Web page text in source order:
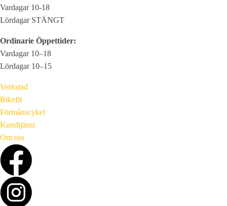
Vardagar 10-18
Lördagar STÄNGT
Ordinarie Öppettider:
Vardagar 10–18
Lördagar 10–15
Verkstad
Bikefit
Förmånscykel
Kundtjänst
Om oss